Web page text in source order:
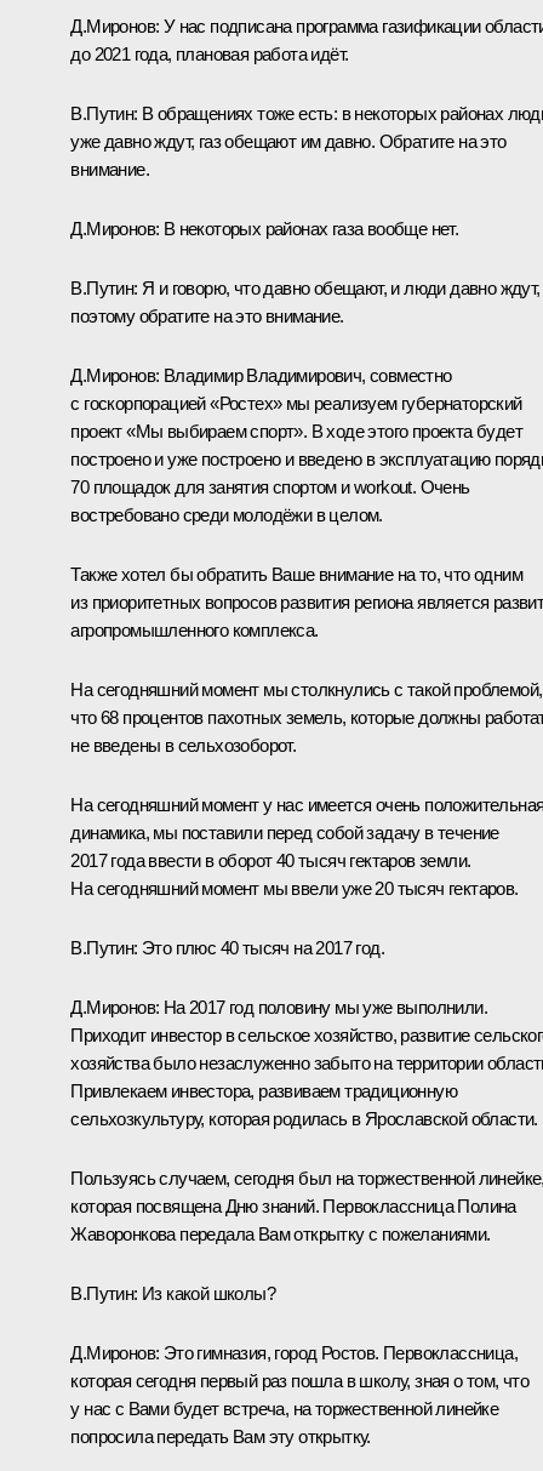
Д.Миронов: У нас подписана программа газификации
до 2021 года, плановая работа идёт.
В.Путин: В обращениях тоже есть: в некоторых районах
уже давно ждут, газ обещают им давно. Обратите на это
внимание.
Д.Миронов: В некоторых районах газа вообще нет.
В.Путин: Я и говорю, что давно обещают, и люди давно ждут,
поэтому обратите на это внимание.
Д.Миронов: Владимир Владимирович, совместно
с госкорпорацией «Ростех» мы реализуем губернаторский
проект «Мы выбираем спорт». В ходе этого проекта будет
построено и уже построено и введено в эксплуатацию
70 площадок для занятия спортом и workout. Очень
востребовано среди молодёжи в целом.
Также хотел бы обратить Ваше внимание на то, что одним
из приоритетных вопросов развития региона является
агропромышленного комплекса.
На сегодняшний момент мы столкнулись с такой проблемой,
что 68 процентов пахотных земель, которые должны
не введены в сельхозоборот.
На сегодняшний момент у нас имеется очень
динамика, мы поставили перед собой задачу в течение
2017 года ввести в оборот 40 тысяч гектаров земли.
На сегодняшний момент мы ввели уже 20 тысяч гектаров.
В.Путин: Это плюс 40 тысяч на 2017 год.
Д.Миронов: На 2017 год половину мы уже выполнили.
Приходит инвестор в сельское хозяйство, развитие
хозяйства было незаслуженно забыто на территории
Привлекаем инвестора, развиваем традиционную
сельхозкультуру, которая родилась в Ярославской области.
Пользуясь случаем, сегодня был на торжественной
которая посвящена Дню знаний. Первоклассница Полина
Жаворонкова передала Вам открытку с пожеланиями.
В.Путин: Из какой школы?
Д.Миронов: Это гимназия, город Ростов. Первоклассница,
которая сегодня первый раз пошла в школу, зная о том, что
у нас с Вами будет встреча, на торжественной линейке
попросила передать Вам эту открытку.